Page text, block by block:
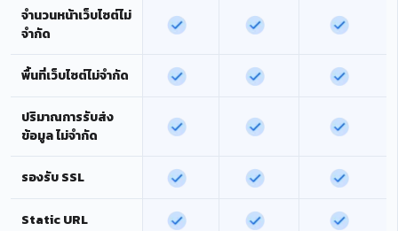
จำนวนหน้าเว็บไซต์ไม่
จำกัด
พื้นที่เว็บไซต์ไม่จำกัด
ปริมาณการรับส่ง
ข้อมูล ไม่จำกัด
รองรับ SSL
Static URL